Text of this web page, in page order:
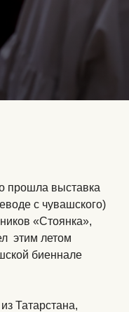
прошла выставка
с чувашского)
«Стоянка»,
этим летом
биеннале
Татарстана,